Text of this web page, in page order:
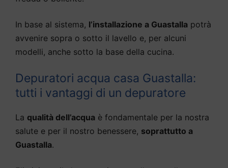
In base al sistema, l’installazione a Guastalla potrà
avvenire sopra o sotto il lavello e, per alcuni
modelli, anche sotto la base della cucina.
Depuratori acqua casa Guastalla:
tutti i vantaggi di un depuratore
La qualità dell’acqua è fondamentale per la nostra
salute e per il nostro benessere, soprattutto a
Guastalla.